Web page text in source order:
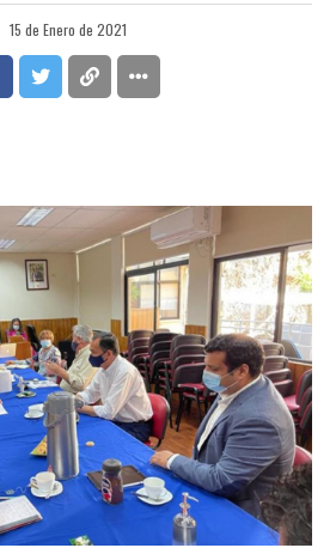
15 de Enero de 2021